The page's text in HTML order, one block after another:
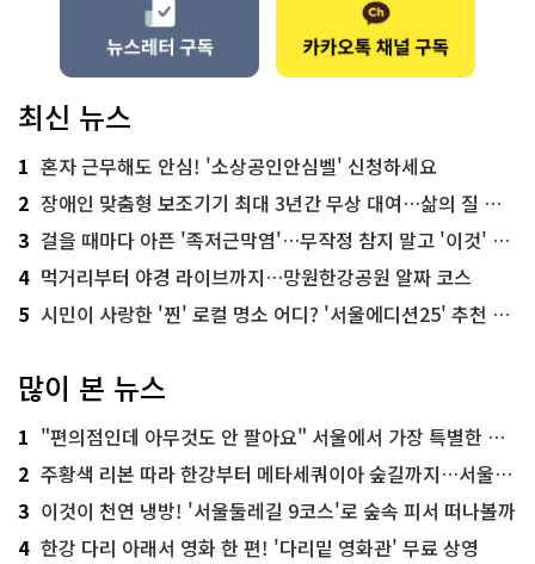
최신 뉴스
1 혼자 근무해도 안심! '소상공인안심벨' 신청하세요
2 장애인 맞춤형 보조기기 최대 3년간 무상 대여…삶의 질 높인다
3 걸을 때마다 아픈 '족저근막염'…무작정 참지 말고 '이것' 해보세요!
4 먹거리부터 야경 라이브까지…망원한강공원 알짜 코스
5 시민이 사랑한 '찐' 로컬 명소 어디? '서울에디션25' 추천 코스
많이 본 뉴스
1 "편의점인데 아무것도 안 팔아요" 서울에서 가장 특별한 편의점의 정체
2 주황색 리본 따라 한강부터 메타세쿼이아 숲길까지…서울둘레길 15코스
3 이것이 천연 냉방! '서울둘레길 9코스'로 숲속 피서 떠나볼까
4 한강 다리 아래서 영화 한 편! '다리밑 영화관' 무료 상영